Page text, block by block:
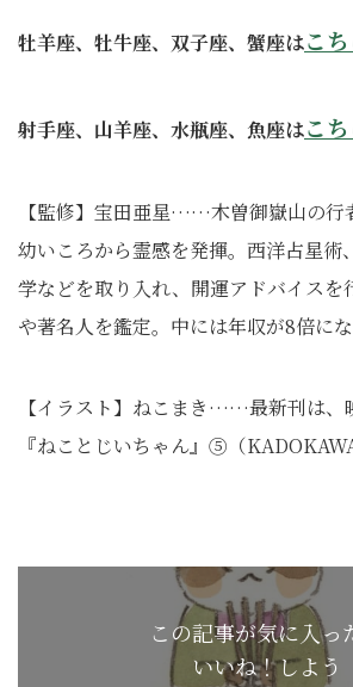
牡羊座、牡牛座、双子座、蟹座はこ
射手座、山羊座、水瓶座、魚座はこ
【監修】宝田亜星……木曽御嶽山の行
幼いころから霊感を発揮。西洋占星術
学などを取り入れ、開運アドバイスを
や著名人を鑑定。中には年収が8倍にな
【イラスト】ねこまき……最新刊は、
『ねことじいちゃん』⑤（KADOKAWA
この記事が気に入っ
いいね！しよう